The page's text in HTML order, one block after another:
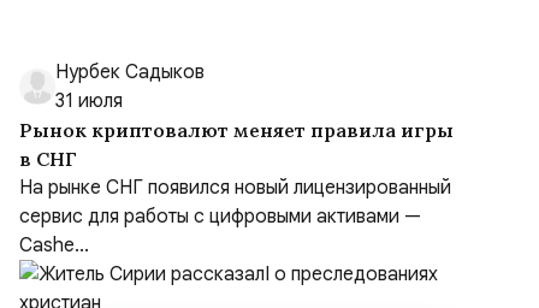
Нурбек Садыков
31 июля
Рынок криптовалют меняет правила игры
в СНГ
На рынке СНГ появился новый лицензированный
сервис для работы с цифровыми активами —
Cashe...